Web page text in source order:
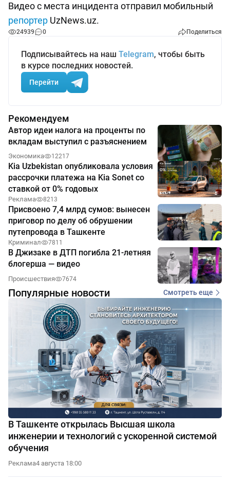
Видео с места инцидента отправил мобильный
репортер UzNews.uz.
24939 0 Поделиться
Подписывайтесь на наш Telegram, чтобы быть
в курсе последних новостей.
Перейти
Рекомендуем
Автор идеи налога на проценты по
вкладам выступил с разъяснением
Экономика 12217
Kia Uzbekistan опубликовала условия
рассрочки платежа на Kia Sonet со
ставкой от 0% годовых
Реклама 8213
Присвоено 7,4 млрд сумов: вынесен
приговор по делу об обрушении
путепровода в Ташкенте
Криминал 7811
В Джизаке в ДТП погибла 21-летняя
блогерша — видео
Происшествия 7674
Популярные новости Смотреть еще
В Ташкенте открылась Высшая школа
инженерии и технологий с ускоренной системой
обучения
Реклама4 августа 18:00